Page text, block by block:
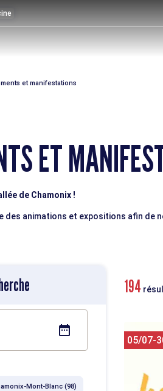
et manifestations
ET
de Chamonix !
des animations et expositions afin de
Mont-Blanc (98)
194
05/07-